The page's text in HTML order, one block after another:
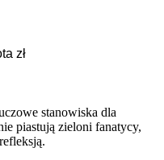
stanowiska dla
piastują zieloni fanatycy,